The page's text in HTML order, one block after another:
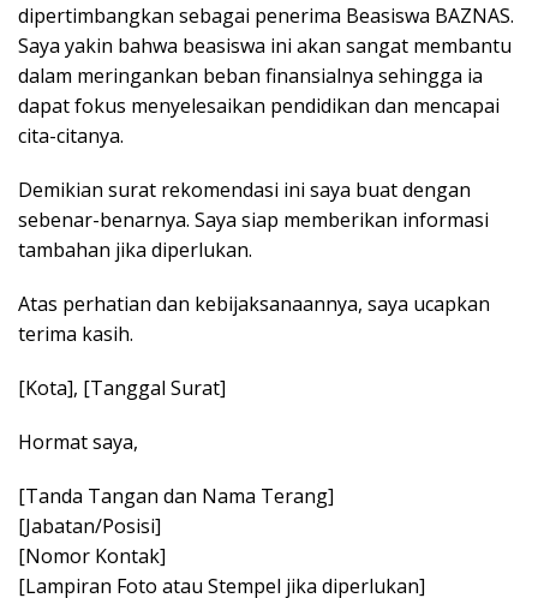
dipertimbangkan sebagai penerima Beasiswa BAZNAS.
Saya yakin bahwa beasiswa ini akan sangat membantu
dalam meringankan beban finansialnya sehingga ia
dapat fokus menyelesaikan pendidikan dan mencapai
cita-citanya.
Demikian surat rekomendasi ini saya buat dengan
sebenar-benarnya. Saya siap memberikan informasi
tambahan jika diperlukan.
Atas perhatian dan kebijaksanaannya, saya ucapkan
terima kasih.
[Kota], [Tanggal Surat]
Hormat saya,
[Tanda Tangan dan Nama Terang]
[Jabatan/Posisi]
[Nomor Kontak]
[Lampiran Foto atau Stempel jika diperlukan]